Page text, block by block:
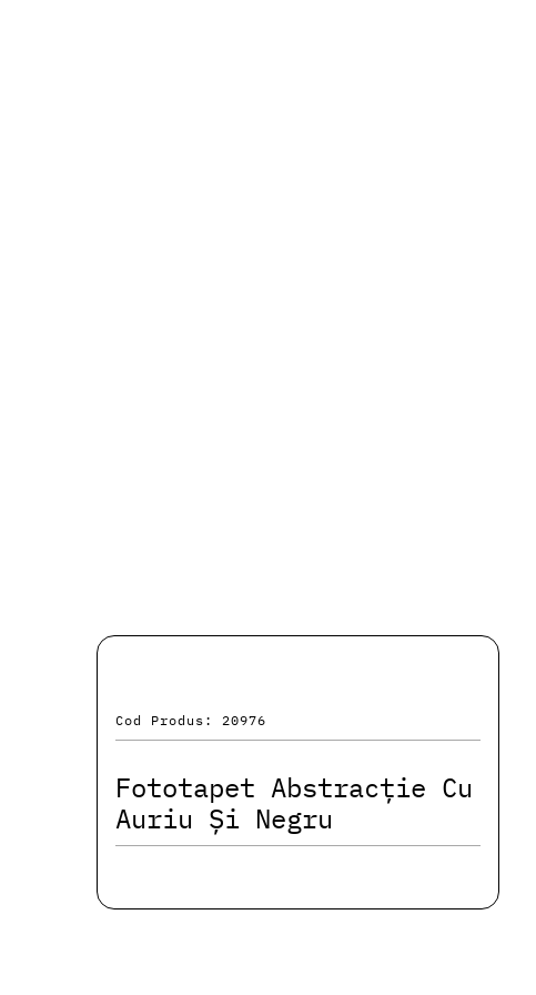
Cod Produs: 20976
Fototapet Abstracție Cu
Auriu Și Negru